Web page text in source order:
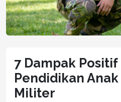
7 Dampak
Pendidikan
Militer